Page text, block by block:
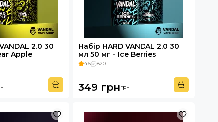
2.0 30
Apple
Набір HARD VANDAL 2.0 30
мл 50 мг - Ice Berries
4.5 820
349 грнгрн